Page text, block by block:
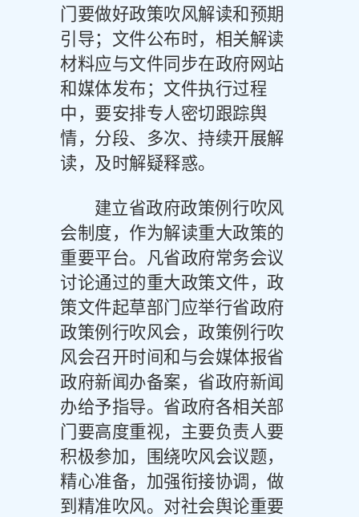
门要做好政策吹风解读和预期
引导；文件公布时，相关解读
材料应与文件同步在政府网站
和媒体发布；文件执行过程
中，要安排专人密切跟踪舆
情，分段、多次、持续开展解
读，及时解疑释惑。
建立省政府政策例行吹风
会制度，作为解读重大政策的
重要平台。凡省政府常务会议
讨论通过的重大政策文件，政
策文件起草部门应举行省政府
政策例行吹风会，政策例行吹
风会召开时间和与会媒体报省
政府新闻办备案，省政府新闻
办给予指导。省政府各相关部
门要高度重视，主要负责人要
积极参加，围绕吹风会议题，
精心准备，加强衔接协调，做
到精准吹风。对社会舆论重要